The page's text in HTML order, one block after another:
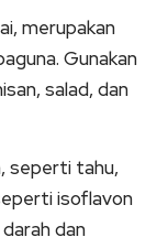
merupakan
Gunakan
salad, dan
seperti tahu,
isoflavon
dan